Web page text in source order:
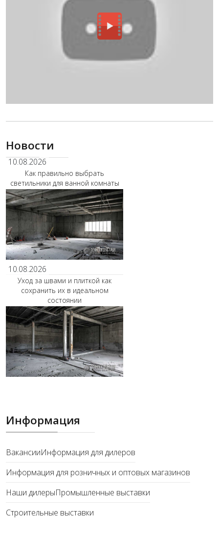
Новости
10.08.2026
Как правильно выбрать
светильники для ванной комнаты
10.08.2026
Уход за швами и плиткой как
сохранить их в идеальном
состоянии
Информация
ВакансииИнформация для дилеров
Информация для розничных и оптовых магазинов
Наши дилерыПромышленные выставки
Строительные выставки